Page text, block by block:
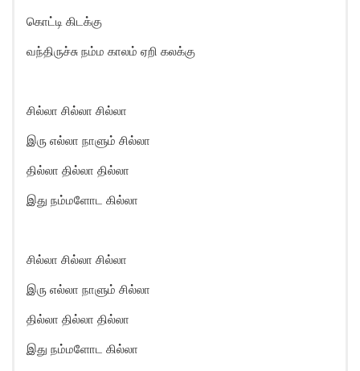
கொட்டி கிடக்கு
வந்திருச்சு நம்ம காலம் ஏறி கலக்கு
சில்லா சில்லா சில்லா
இரு எல்லா நாளும் சில்லா
தில்லா தில்லா தில்லா
இது நம்மளோட கில்லா
சில்லா சில்லா சில்லா
இரு எல்லா நாளும் சில்லா
தில்லா தில்லா தில்லா
இது நம்மளோட கில்லா